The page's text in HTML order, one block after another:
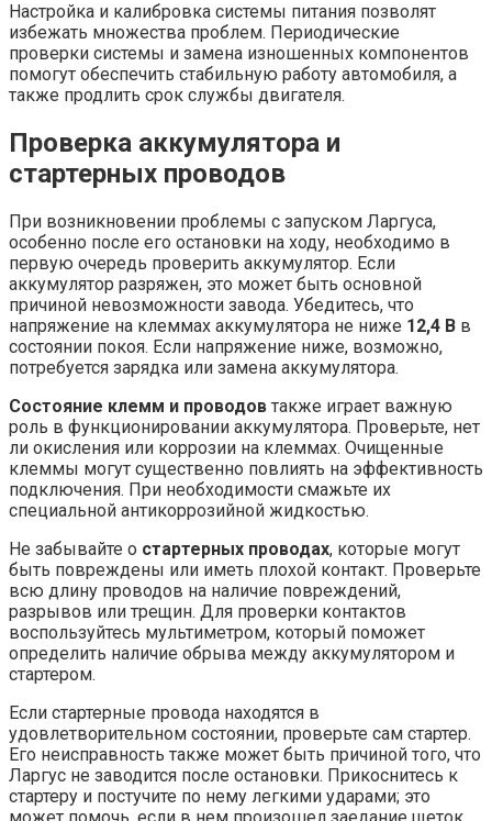
Настройка и калибровка системы питания позволят
избежать множества проблем. Периодические
проверки системы и замена изношенных компонентов
помогут обеспечить стабильную работу автомобиля, а
также продлить срок службы двигателя.
Проверка аккумулятора и
стартерных проводов
При возникновении проблемы с запуском Ларгуса,
особенно после его остановки на ходу, необходимо в
первую очередь проверить аккумулятор. Если
аккумулятор разряжен, это может быть основной
причиной невозможности завода. Убедитесь, что
напряжение на клеммах аккумулятора не ниже 12,4 В в
состоянии покоя. Если напряжение ниже, возможно,
потребуется зарядка или замена аккумулятора.
Состояние клемм и проводов также играет важную
роль в функционировании аккумулятора. Проверьте, нет
ли окисления или коррозии на клеммах. Очищенные
клеммы могут существенно повлиять на эффективность
подключения. При необходимости смажьте их
специальной антикоррозийной жидкостью.
Не забывайте о стартерных проводах, которые могут
быть повреждены или иметь плохой контакт. Проверьте
всю длину проводов на наличие повреждений,
разрывов или трещин. Для проверки контактов
воспользуйтесь мультиметром, который поможет
определить наличие обрыва между аккумулятором и
стартером.
Если стартерные провода находятся в
удовлетворительном состоянии, проверьте сам стартер.
Его неисправность также может быть причиной того, что
Ларгус не заводится после остановки. Прикоснитесь к
стартеру и постучите по нему легкими ударами; это